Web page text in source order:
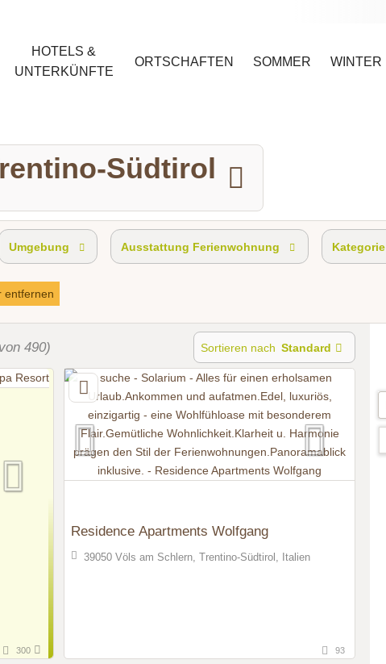
HOTELS &
UNTERKÜNFTE
ORTSCHAFTEN SOMMER WINTER
Südtirol
Umgebung Ausstattung Ferienwohnung Kategorie
entfernen
490) Sortieren nach Standard
300
Residence Apartments Wolfgang
39050 Völs am Schlern, Trentino-Südtirol, Italien
93